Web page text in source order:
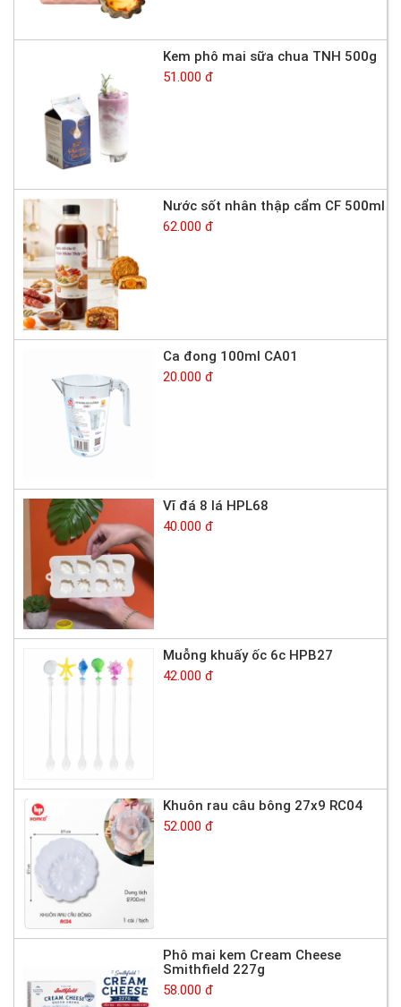
Kem phô mai sữa chua TNH 500g
51.000 đ
Nước sốt nhân thập cẩm CF 500ml
62.000 đ
Ca đong 100ml CA01
20.000 đ
Vĩ đá 8 lá HPL68
40.000 đ
Muỗng khuấy ốc 6c HPB27
42.000 đ
Khuôn rau câu bông 27x9 RC04
52.000 đ
Phô mai kem Cream Cheese
Smithfield 227g
58.000 đ